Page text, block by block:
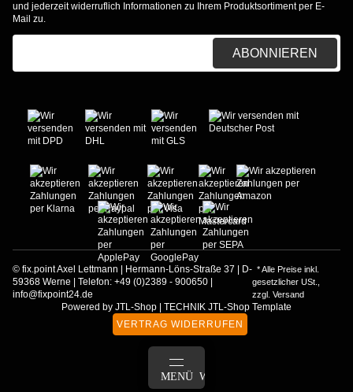
und jederzeit widerruflich Informationen zu Ihrem Produktsortiment per E-
Mail zu.
ABONNIEREN
© fix.point Axel Lettmann | Hermann-Löns-Straße 37 | D-
59368 Werne | Telefon: +49 (0)2389 - 900650 |
info@fixpoint24.de
* Alle Preise inkl.
gesetzlicher USt.,
zzgl.Versand
Powered by JTL-Shop
TECHNIK JTL-Shop Template
VERTRAG WIDERRUFEN
MENÜ WARENKORB